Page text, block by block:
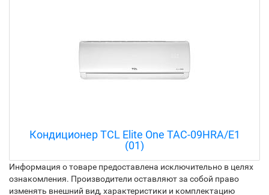
Кондиционер TCL Elite One TAC-09HRA/E1
(01)
Информация о товаре предоставлена исключительно в целях
ознакомления. Производители оставляют за собой право
изменять внешний вид, характеристики и комплектацию